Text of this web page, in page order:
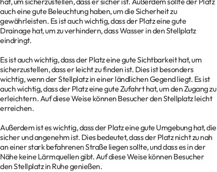
auch eine gute Beleuchtung haben, um die Sicherheit zu
gewährleisten. Es ist auch wichtig, dass der Platz eine gute
Drainage hat, um zu verhindern, dass Wasser in den Stellplatz
eindringt.
Es ist auch wichtig, dass der Platz eine gute Sichtbarkeit hat, um
sicherzustellen, dass er leicht zu finden ist. Dies ist besonders
wichtig, wenn der Stellplatz in einer ländlichen Gegend liegt. Es ist
auch wichtig, dass der Platz eine gute Zufahrt hat, um den Zugang zu
erleichtern. Auf diese Weise können Besucher den Stellplatz leicht
erreichen.
Außerdem ist es wichtig, dass der Platz eine gute Umgebung hat, die
sicher und angenehm ist. Dies bedeutet, dass der Platz nicht zu nah
an einer stark befahrenen Straße liegen sollte, und dass es in der
Nähe keine Lärmquellen gibt. Auf diese Weise können Besucher
den Stellplatz in Ruhe genießen.